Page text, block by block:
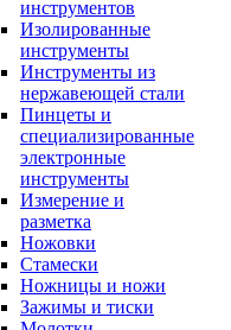
инструментов
Изолированные
инструменты
Инструменты из
нержавеющей стали
Пинцеты и
специализированные
электронные
инструменты
Измерение и
разметка
Ножовки
Стамески
Ножницы и ножи
Зажимы и тиски